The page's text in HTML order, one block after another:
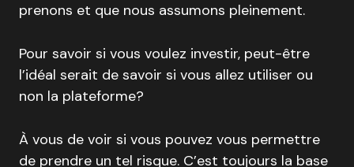
prenons et que nous assumons pleinement.
Pour savoir si vous voulez investir, peut-être
l’idéal serait de savoir si vous allez utiliser ou
non la plateforme?
À vous de voir si vous pouvez vous permettre
de prendre un tel risque. C’est toujours la base